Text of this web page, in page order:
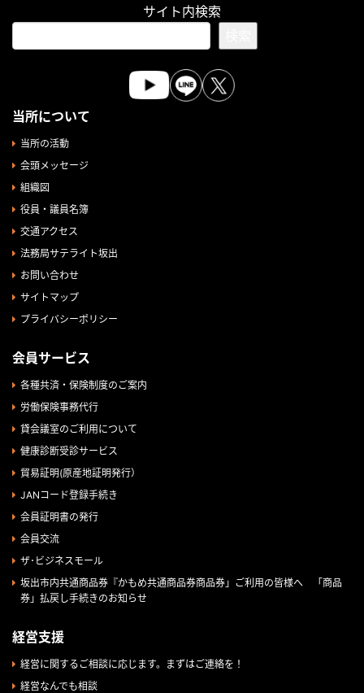
サイト内検索
当所について
当所の活動
会頭メッセージ
組織図
役員・議員名簿
交通アクセス
法務局サテライト坂出
お問い合わせ
サイトマップ
プライバシーポリシー
会員サービス
各種共済・保険制度のご案内
労働保険事務代行
貸会議室のご利用について
健康診断受診サービス
貿易証明(原産地証明発行）
JANコード登録手続き
会員証明書の発行
会員交流
ザ･ビジネスモール
坂出市内共通商品券『かもめ共通商品券商品券」ご利用の皆様へ 「商品
券」払戻し手続きのお知らせ
経営支援
経営に関するご相談に応じます。まずはご連絡を！
経営なんでも相談